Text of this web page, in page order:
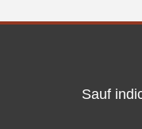
Sauf